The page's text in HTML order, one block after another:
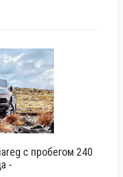
с пробегом 240
-